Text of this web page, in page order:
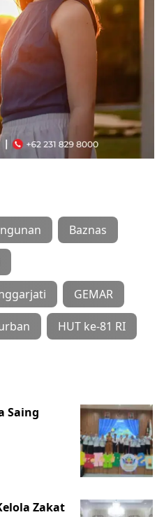
Baznas
GEMAR
HUT ke-81 RI
Saing
Zakat